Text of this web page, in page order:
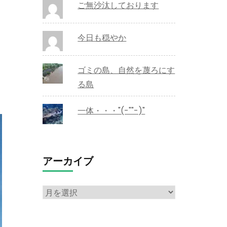
ご無沙汰しております
今日も穏やか
ゴミの島、自然を蔑ろにす
る島
一体・・・"(-""-)"
アーカイブ
ア